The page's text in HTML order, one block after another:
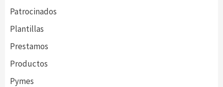
Patrocinados
Plantillas
Prestamos
Productos
Pymes